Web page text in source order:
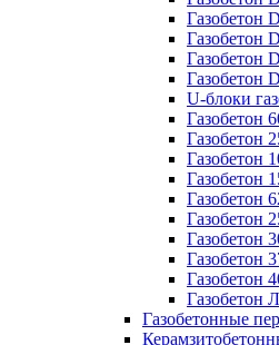
Газобетон
Газобетон
Газобетон
Газобетон
U-блоки
Газобетон
Газобетон
Газобетон
Газобетон
Газобетон
Газобетон
Газобетон
Газобетон
Газобетон
Газобетон
Газобетонные